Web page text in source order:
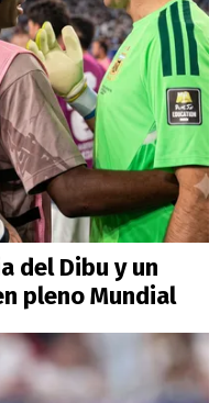
del Dibu y un
pleno Mundial